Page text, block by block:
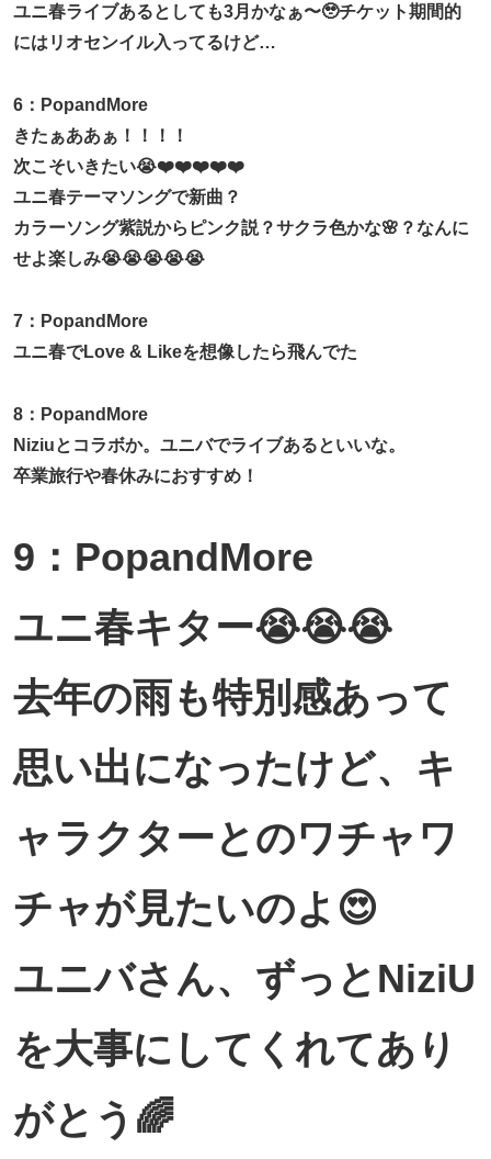
ユニ春ライブあるとしても3月かなぁ〜🥹チケット期間的
にはリオセンイル入ってるけど…
6：PopandMore
きたぁああぁ！！！！
次こそいきたい😭❤️❤️❤️❤️❤️
ユニ春テーマソングで新曲？
カラーソング紫説からピンク説？サクラ色かな🌸？なんに
せよ楽しみ😭😭😭😭😭
7：PopandMore
ユニ春でLove & Likeを想像したら飛んでた
8：PopandMore
Niziuとコラボか。ユニバでライブあるといいな。
卒業旅行や春休みにおすすめ！
9：PopandMore
ユニ春キター😭😭😭
去年の雨も特別感あって
思い出になったけど、キ
ャラクターとのワチャワ
チャが見たいのよ😍
ユニバさん、ずっとNiziU
を大事にしてくれてあり
がとう🌈